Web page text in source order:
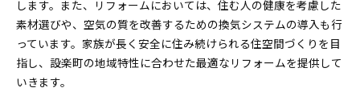
します。また、リフォームにおいては、住む人の健康を考慮した
素材選びや、空気の質を改善するための換気システムの導入も行
っています。家族が長く安全に住み続けられる住空間づくりを目
指し、設楽町の地域特性に合わせた最適なリフォームを提供して
いきます。